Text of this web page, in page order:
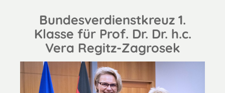
Bundesverdienstkreuz 1.
Klasse für Prof. Dr. Dr. h.c.
Vera Regitz-Zagrosek